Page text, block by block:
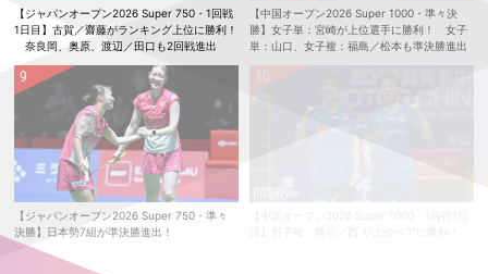
【ジャパンオープン2026 Super 750・1回戦
1日目】古賀／齋藤がランキング上位に勝利！
奈良岡、奥原、渡辺／田口も2回戦進出
【中国オープン2026 Super 1000・準々決
勝】女子単：宮崎が上位選手に勝利！ 女子
単：山口、女子複：福島／松本も準決勝進出
【ジャパンオープン2026 Super 750・準々
決勝】日本勢7組が準決勝進出！